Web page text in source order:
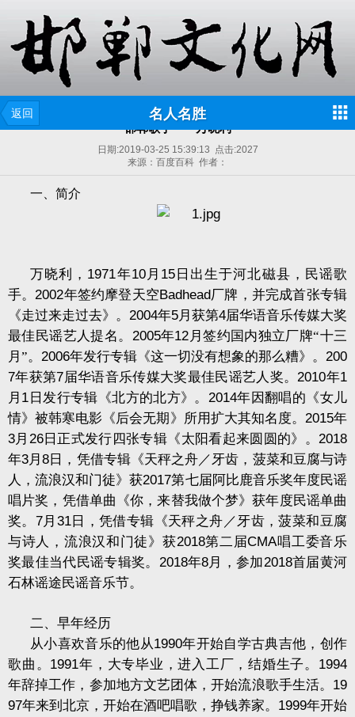
返回 名人名胜
邯郸歌手——万晓利
日期:2019-03-25 15:39:13 点击:2027
来源：百度百科 作者：
一、简介
万晓利， 1971年10月 15日出生于河北磁县，民谣歌
手。2002年签约摩登天空Badhead厂牌，并完成首张专辑
《走过来走过去》。 2004年5月获第4届华语音乐传媒大奖
最佳民谣艺人提名。 2005年12 月签约国内独立厂牌“十三
月”。 2006年发行专辑《这一切没有想象的那么糟》。 200
7年获第7届华语音乐传媒大奖最佳民谣艺人奖。2010年1
月 1 日发行专辑《北方的北方》。 2014年因翻唱的《女儿
情》被韩寒电影《后会无期》所用扩大其知名度。 2015年
3月 26日正式发行四张专辑《太阳看起来圆圆的》。2018
年3月8 日，凭借专辑《天秤之舟／牙齿，菠菜和豆腐与诗
人，流浪汉和门徒》获2017第七届阿比鹿音乐奖年度民谣
唱片奖，凭借单曲《你，来替我做个梦》获年度民谣单曲
奖。 7月 31日，凭借专辑《天秤之舟／牙齿，菠菜和豆腐
与诗人，流浪汉和门徒》获2018第二届CMA唱工委音乐
奖最佳当代民谣专辑奖。 2018年8月，参加2018首届黄河
石林谣途民谣音乐节。
二、早年经历
从小喜欢音乐的他从1990年开始自学古典吉他，创作
歌曲。 1991年，大专毕业，进入工厂，结婚生子。 1994
年辞掉工作，参加地方文艺团体，开始流浪歌手生活。 19
97年来到北京，开始在酒吧唱歌，挣钱养家。 1999年开始